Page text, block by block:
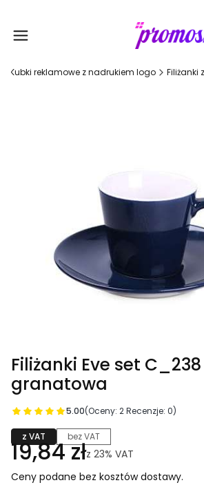
Kubki reklamowe z nadrukiem logo Filiżanki
Filiżanki Eve set C_238
granatowa
5.00(Oceny: 2 Recenzje: 0)
z VAT bez VAT
19,84 złz 23% VAT
Ceny podane bez kosztów dostawy.